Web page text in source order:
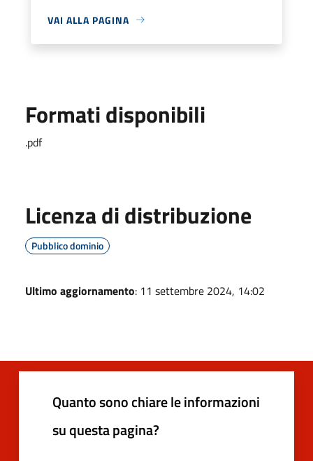
VAI ALLA PAGINA
Formati disponibili
.pdf
Licenza di distribuzione
Pubblico dominio
Ultimo aggiornamento: 11 settembre 2024, 14:02
Quanto sono chiare le informazioni
su questa pagina?